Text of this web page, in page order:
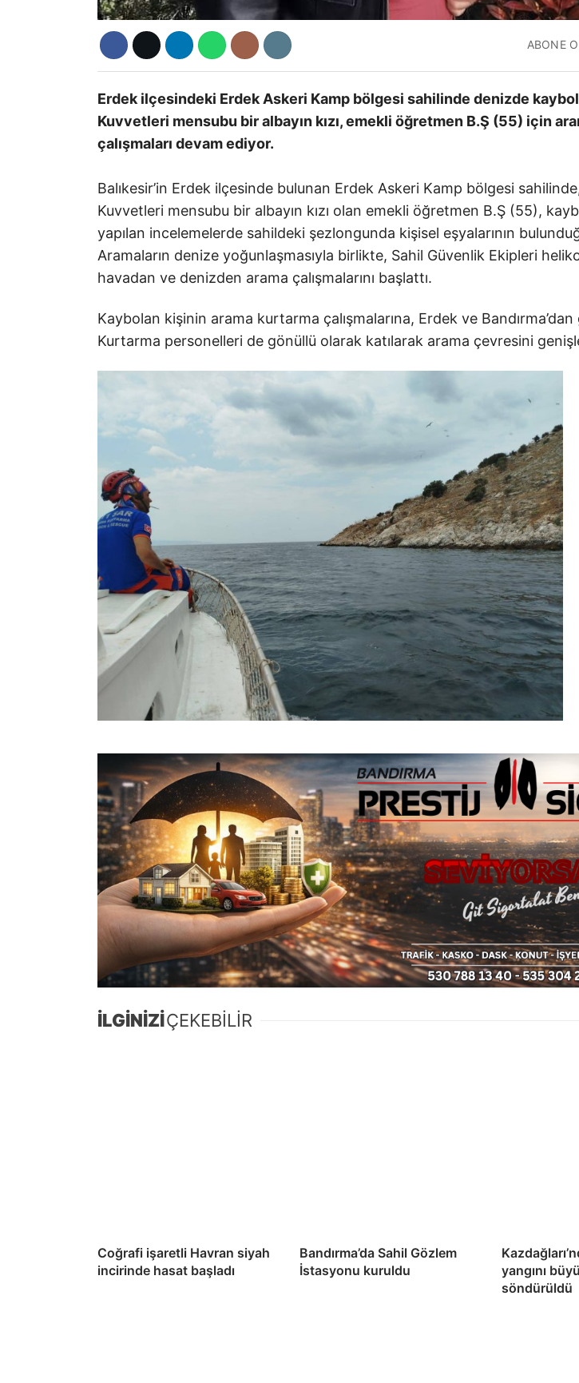
ABONE
Erdek ilçesindeki Erdek Askeri Kamp bölgesi sahilinde denizde
Kuvvetleri mensubu bir albayın kızı, emekli öğretmen B.Ş (55) için
çalışmaları devam ediyor.
Balıkesir’in Erdek ilçesinde bulunan Erdek Askeri Kamp bölgesi
Kuvvetleri mensubu bir albayın kızı olan emekli öğretmen B.Ş (55),
yapılan incelemelerde sahildeki şezlongunda kişisel eşyalarının
Aramaların denize yoğunlaşmasıyla birlikte, Sahil Güvenlik Ekipleri
havadan ve denizden arama çalışmalarını başlattı.
Kaybolan kişinin arama kurtarma çalışmalarına, Erdek ve Bandırma’dan
Kurtarma personelleri de gönüllü olarak katılarak arama çevresini
İLGİNİZİÇEKEBİLİR
Coğrafi işaretli Havran siyah
incirinde hasat başladı
Bandırma’da Sahil Gözlem
İstasyonu kuruldu
yangını
söndürüldü